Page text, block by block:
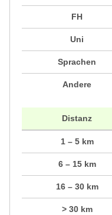
FH
Uni
Sprachen
Andere
Distanz
1 – 5 km
6 – 15 km
16 – 30 km
> 30 km